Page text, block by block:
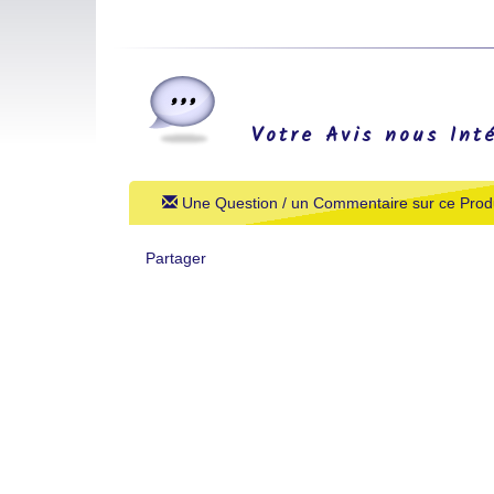
Votre Avis nous
Une Question / un Commentaire sur ce
Partager